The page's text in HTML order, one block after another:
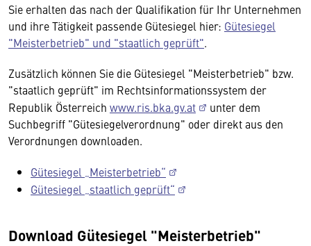
Sie erhalten das nach der Qualifikation für Ihr Unternehmen
und ihre Tätigkeit passende Gütesiegel hier: Gütesiegel
"Meisterbetrieb" und "staatlich geprüft".
Zusätzlich können Sie die Gütesiegel "Meisterbetrieb" bzw.
"staatlich geprüft" im Rechtsinformationssystem der
Republik Österreich www.ris.bka.gv.at
unter dem
Suchbegriff "Gütesiegelverordnung" oder direkt aus den
Verordnungen downloaden.
Gütesiegel „Meisterbetrieb“
Gütesiegel „staatlich geprüft“
Download Gütesiegel "Meisterbetrieb"